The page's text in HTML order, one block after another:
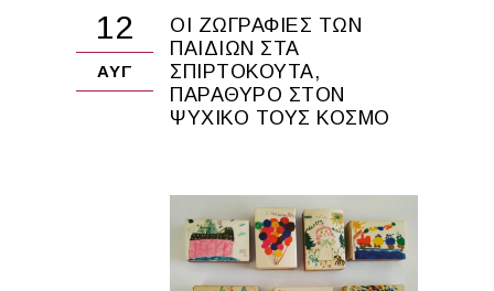
12
ΑΥΓ
ΟΙ ΖΩΓΡΑΦΙΈΣ ΤΩΝ
ΠΑΙΔΙΏΝ ΣΤΑ
ΣΠΙΡΤΌΚΟΥΤΑ,
ΠΑΡΆΘΥΡΟ ΣΤΟΝ
ΨΥΧΙΚΌ ΤΟΥΣ ΚΌΣΜΟ